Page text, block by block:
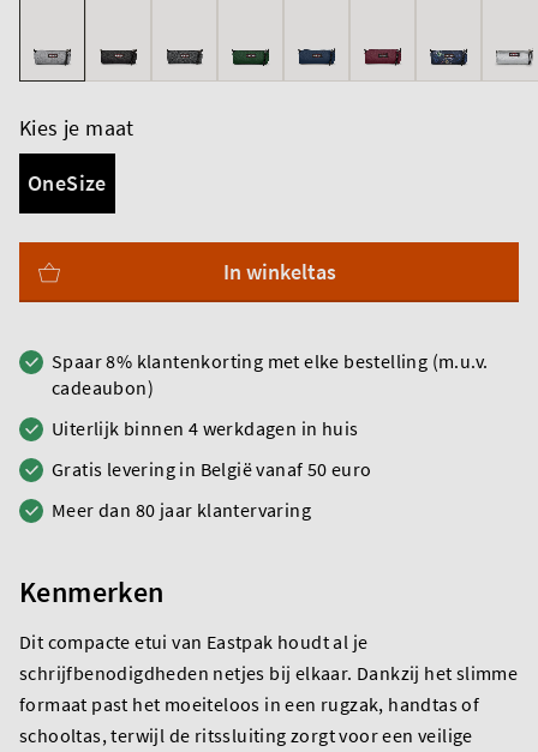
Kies je maat
OneSize
In winkeltas
Spaar 8% klantenkorting met elke bestelling (m.u.v.
cadeaubon)
Uiterlijk binnen 4 werkdagen in huis
Gratis levering in België vanaf 50 euro
Meer dan 80 jaar klantervaring
Kenmerken
Dit compacte etui van Eastpak houdt al je
schrijfbenodigdheden netjes bij elkaar. Dankzij het slimme
formaat past het moeiteloos in een rugzak, handtas of
schooltas, terwijl de ritssluiting zorgt voor een veilige